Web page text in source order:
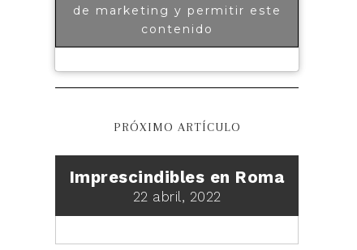
de marketing y permitir este
contenido
PRÓXIMO ARTÍCULO
Imprescindibles en Roma
22 abril, 2022